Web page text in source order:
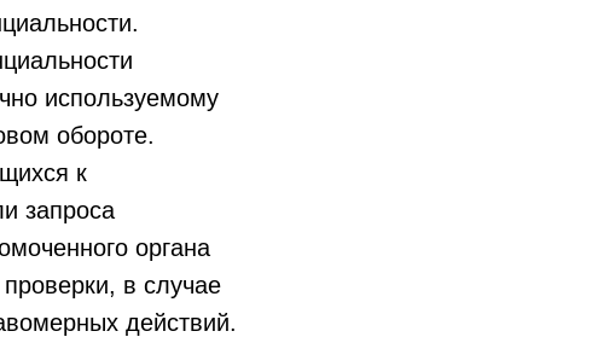
используемому
обороте.
к
запроса
органа
в случае
действий.